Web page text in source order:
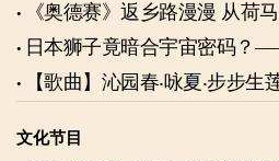
《奥德赛》返乡路漫漫 从荷
日本狮子竟暗合宇宙密码？
【歌曲】沁园春‧咏夏‧步步生
文化节目